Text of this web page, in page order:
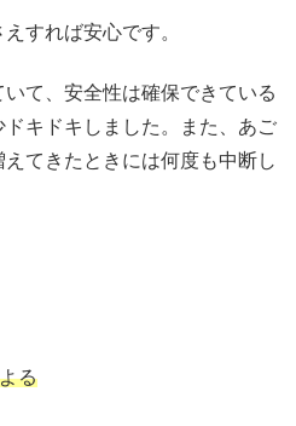
すれば安心です。
いて、安全性は確保できている
キドキしました。また、あご
てきたときには何度も中断し
る